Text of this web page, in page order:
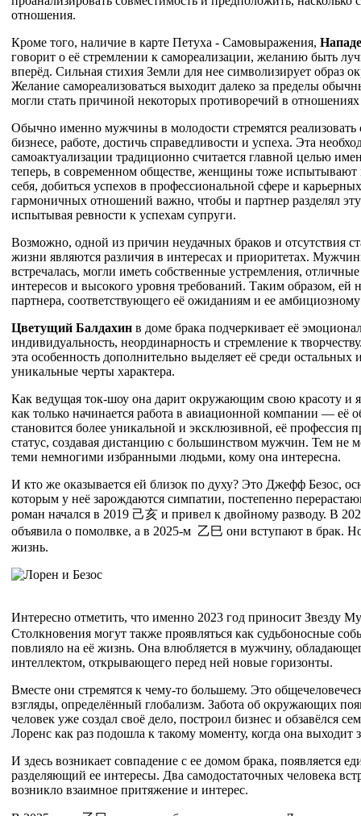
отношения.
Кроме того, наличие в карте Петуха - Самовыражения,
говорит о её стремлении к самореализации, желанию быть
вперёд. Сильная стихия Земли для нее символизирует образ
Желание самореализоваться выходит далеко за пределы
могли стать причиной некоторых противоречий в
Обычно именно мужчины в молодости стремятся реализовать
бизнесе, работе, достичь справедливости и успеха. Эта
самоактуализации традиционно считается главной целью
теперь, в современном обществе, женщины тоже испытывают
себя, добиться успехов в профессиональной сфере и
гармоничных отношений важно, чтобы и партнер разделял
испытывая ревности к успехам супруги.
Возможно, одной из причин неудачных браков и отсутствия
жизни являются различия в интересах и приоритетах.
встречалась, могли иметь собственные устремления,
интересов и высокого уровня требований. Таким образом, ей
партнера, соответствующего её ожиданиям и ее амбициозному
Цветущий Балдахин в доме брака подчеркивает её
индивидуальность, неординарность и стремление к
эта особенность дополнительно выделяет её среди остальных
уникальные черты характера.
Как ведущая ток-шоу она дарит окружающим свою красоту и
как только начинается работа в авиационной компании — её
становится более уникальной и эксклюзивной, её профессия
статус, создавая дистанцию с большинством мужчин. Тем не
теми немногими избранными людьми, кому она интересна.
И кто же оказывается ей близок по духу? Это Джефф Безос,
которым у неё зарождаются симпатии, постепенно
роман начался в 2019 己亥 и привел к двойному разводу. В
объявила о помолвке, а в 2025-м 乙巳 они вступают в брак.
жизнь.
Интересно отметить, что именно 2023 год приносит Звезду
Столкновения могут также проявляться как судьбоносные
повлияло на её жизнь. Она влюбляется в мужчину,
интеллектом, открывающего перед ней новые горизонты.
Вместе они стремятся к чему-то большему. Это
взгляды, определённый глобализм. Забота об окружающих
человек уже создал своё дело, построил бизнес и обзавёлся
Лоренс как раз подошла к такому моменту, когда она выходит
И здесь возникает совпадение с ее домом брака, появляется
разделяющий ее интересы. Два самодостаточных человека
возникло взаимное притяжение и интерес.